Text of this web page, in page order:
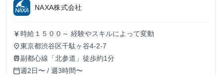
NAXA株式会社
currency_yen 時給１５００～ 経験やスキルによって変動
place東京都渋谷区千駄ヶ谷4-2-7
train副都心線「北参道」徒歩約1分
calendar_today週2日〜 / 週3時間〜